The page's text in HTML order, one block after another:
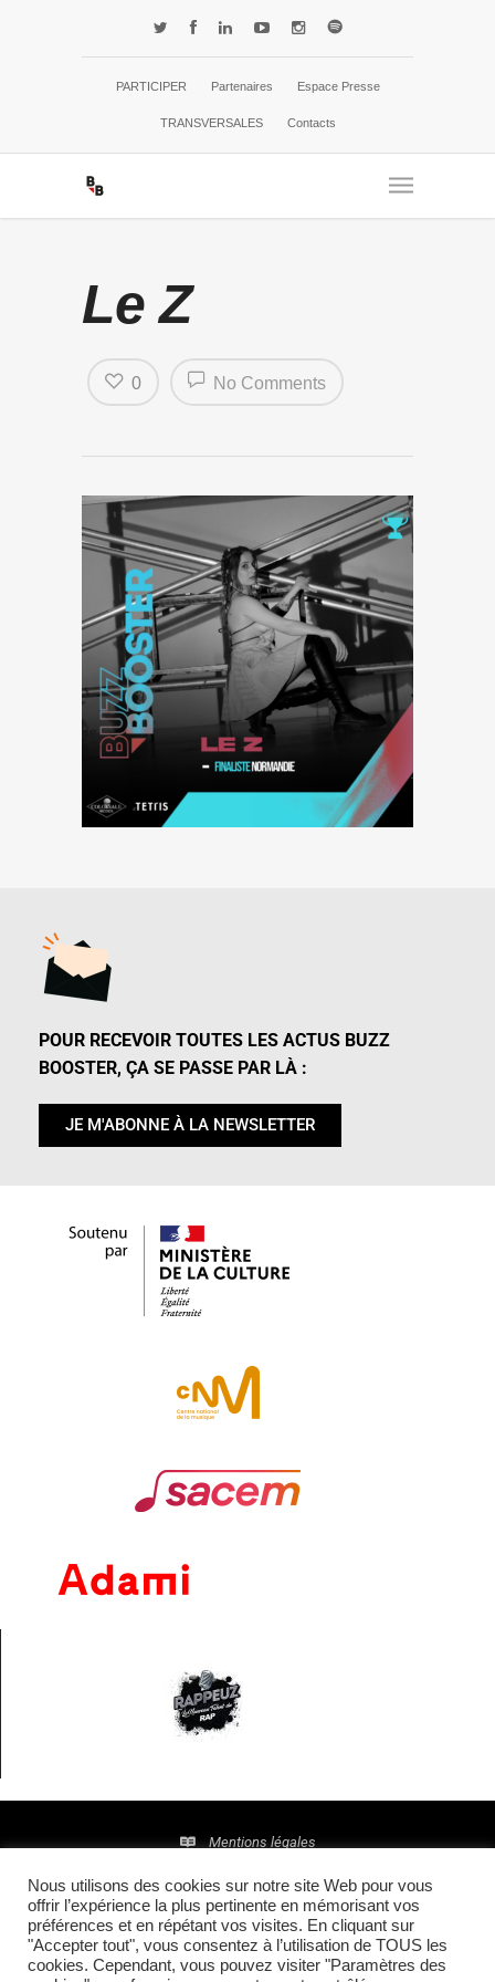
PARTICIPER Partenaires Espace Presse
TRANSVERSALES Contacts
Le Z
No Comments
0
POUR RECEVOIR TOUTES LES ACTUS BUZZ
BOOSTER, ÇA SE PASSE PAR LÀ :
JE M'ABONNE À LA NEWSLETTER
Mentions légales
Politique de confidentialité
© 2016 • Site maintenu et mis à jour parTI(E)GER
COMMUNICATION
Nous utilisons des cookies sur notre site Web pour vous
offrir l’expérience la plus pertinente en mémorisant vos
préférences et en répétant vos visites. En cliquant sur
"Accepter tout", vous consentez à l’utilisation de TOUS les
cookies. Cependant, vous pouvez visiter "Paramètres des